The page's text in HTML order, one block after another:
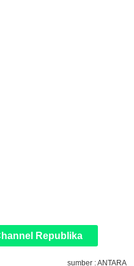
Republika
sumber : ANTARA